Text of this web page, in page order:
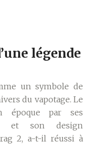
légende
un symbole de
du vapotage. Le
époque par ses
et son design
2, a-t-il réussi à